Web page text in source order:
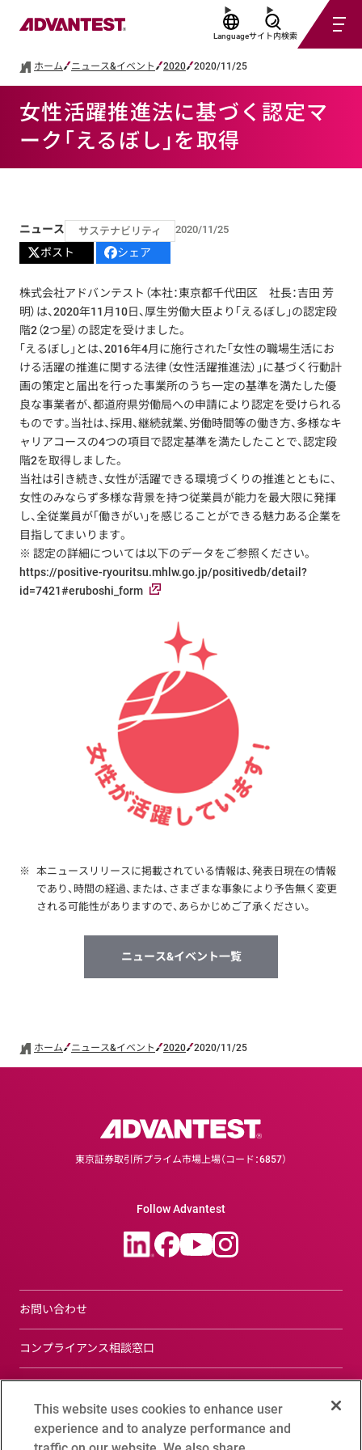
Languageサイト内検索
ホーム ニュース&イベント 2020 2020/11/25
女性活躍推進法に基づく認定マ
ーク「えるぼし」を取得
ニュース サステナビリティ 2020/11/25
ポスト シェア
株式会社アドバンテスト（本社：東京都千代田区 社長：吉田 芳
明）は、2020年11月10日、厚生労働大臣より「えるぼし」の認定段
階2（2つ星）の認定を受けました。
「えるぼし」とは、2016年4月に施行された「女性の職場生活にお
ける活躍の推進に関する法律（女性活躍推進法）」に基づく行動計
画の策定と届出を行った事業所のうち一定の基準を満たした優
良な事業者が、都道府県労働局への申請により認定を受けられる
ものです。当社は、採用、継続就業、労働時間等の働き方、多様なキ
ャリアコースの4つの項目で認定基準を満たしたことで、認定段
階2を取得しました。
当社は引き続き、女性が活躍できる環境づくりの推進とともに、
女性のみならず多様な背景を持つ従業員が能力を最大限に発揮
し、全従業員が「働きがい」を感じることができる魅力ある企業を
目指してまいります。
※ 認定の詳細については以下のデータをご参照ください。
https://positive-ryouritsu.mhlw.go.jp/positivedb/detail?
id=7421#eruboshi_form
※
本ニュースリリースに掲載されている情報は、発表日現在の情報
であり、時間の経過、または、さまざまな事象により予告無く変更
される可能性がありますので、あらかじめご了承ください。
ニュース&イベント一覧
ホーム ニュース&イベント 2020 2020/11/25
東京証券取引所プライム市場上場（コード：6857）
Follow Advantest
お問い合わせ
コンプライアンス相談窓口
プライバシーポリシー
This website uses cookies to enhance user
experience and to analyze performance and